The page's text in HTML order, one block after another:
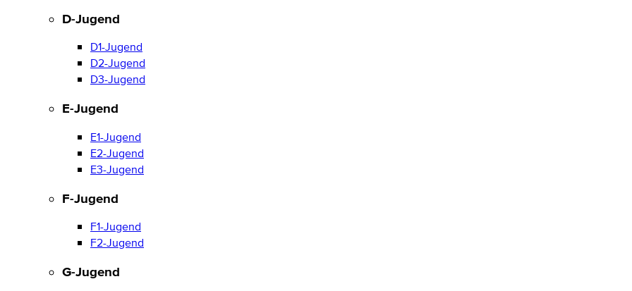
D-Jugend
D1-Jugend
D2-Jugend
D3-Jugend
E-Jugend
E1-Jugend
E2-Jugend
E3-Jugend
F-Jugend
F1-Jugend
F2-Jugend
G-Jugend